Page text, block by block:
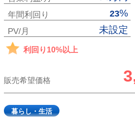
年間利回り 23%
PV/月 未設定
利回り10%以上
販売希望価格
暮らし・生活